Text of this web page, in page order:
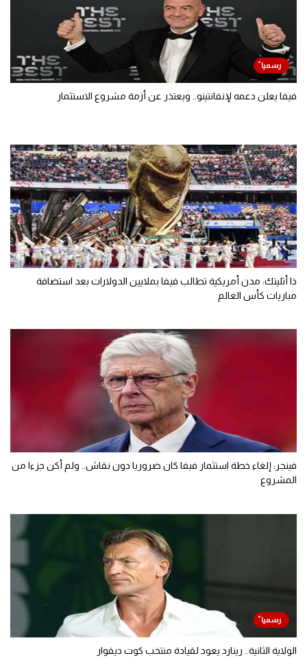
فيفا يعلن دعمه لإنفانتينو.. ويعتذر عن أزمة مشروع الاستثمار
ذا أثليتك: مدن أمريكية تطالب فيفا بملايين الدولارات بعد استضافة
مباريات كأس العالم
فينجر: إلغاء خطة استثمار فيفا كان ضروريا دون نقاش.. ولم أكن جزءا من
المشروع
الولاية الثانية.. رينارد يعود لقيادة منتخب كوت ديفوار